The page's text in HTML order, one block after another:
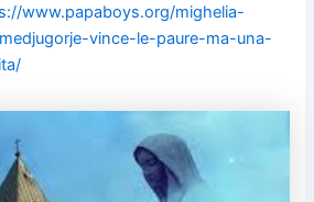
www.papaboys.org/mighelia-
vince-le-paure-ma-una-